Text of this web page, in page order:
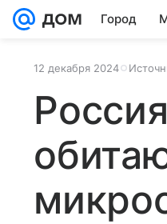
Город
12 декабря 2024